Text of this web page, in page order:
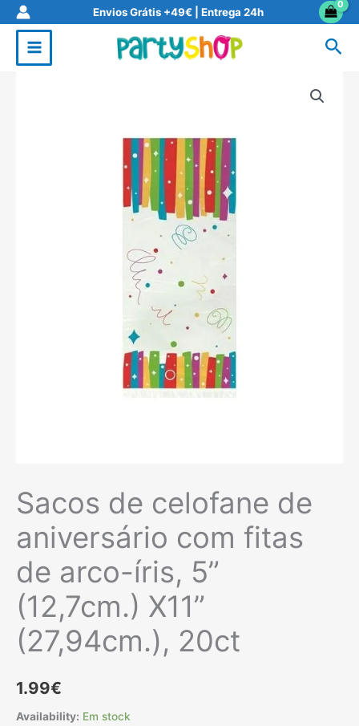
Skip
content
Envios Grátis +49€ | Entrega 24h
Sacos de celofane de
aniversário com fitas
de arco-íris, 5”
(12,7cm.) X11”
(27,94cm.), 20ct
1.99€
Availability: Em stock